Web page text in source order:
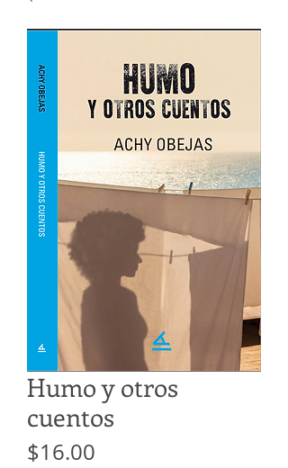
Humo y otros
cuentos
$16.00